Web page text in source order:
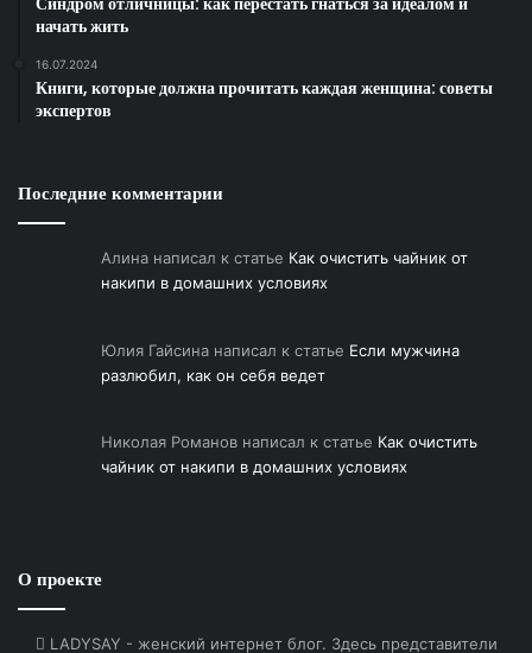
неподвижными. Питается щитовка соком фикуса и
имеет коричневатый цвет. Удаляют этого паразита
с помощью раствора актеллика. Также этот раствор
помогает при поражении паутинным клещом.
правильно поливать, умывать, пересаживать, то он
не только украсит интерьер дома, но и принесет
счастье в нем.
начать жить
16.07.2024
Книги, которые должна прочитать каждая женщина: советы
экспертов
Последние комментарии
Алина написал к статье Как очистить чайник от
накипи в домашних условиях
Юлия Гайсина написал к статье Если мужчина
разлюбил, как он себя ведет
Николая Романов написал к статье Как очистить
чайник от накипи в домашних условиях
О проекте
LADYSAY - женский интернет блог. Здесь представители